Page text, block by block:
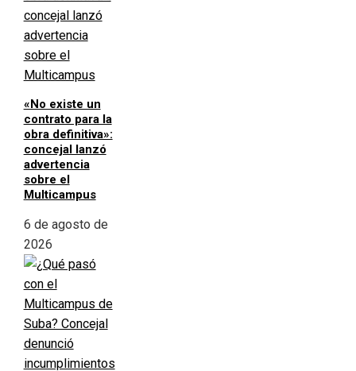
«No existe un
contrato para la
obra definitiva»:
concejal lanzó
advertencia
sobre el
Multicampus
6 de agosto de
2026